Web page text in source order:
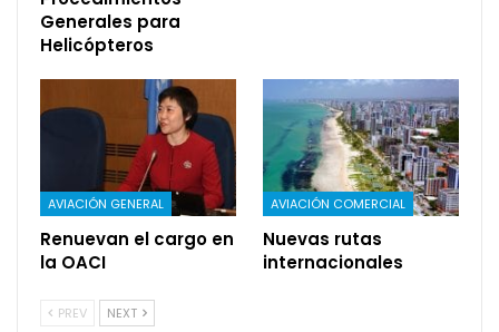
Generales para
Helicópteros
AVIACIÓN GENERAL
Renuevan el cargo en
la OACI
AVIACIÓN COMERCIAL
Nuevas rutas
internacionales
PREV NEXT